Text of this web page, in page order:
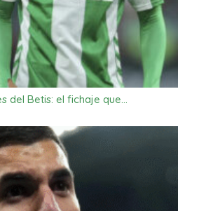
del Betis: el fichaje que…